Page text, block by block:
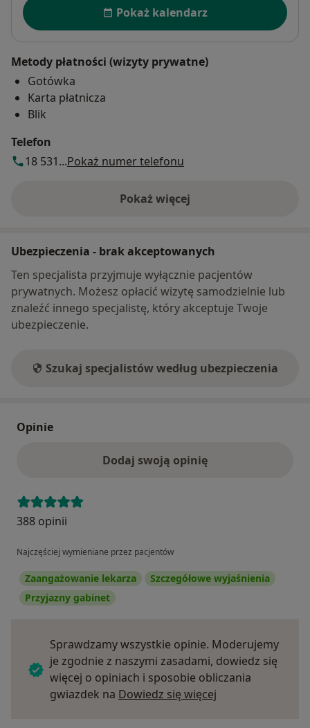
Pokaż kalendarz
Metody płatności (wizyty prywatne)
Gotówka
Karta płatnicza
Blik
Telefon
18 531...Pokaż numer telefonu
Pokaż więcej
o adresie
Ubezpieczenia - brak akceptowanych
Ten specjalista przyjmuje wyłącznie pacjentów
prywatnych. Możesz opłacić wizytę samodzielnie lub
znaleźć innego specjalistę, który akceptuje Twoje
ubezpieczenie.
Szukaj specjalistów według ubezpieczenia
Opinie
Dodaj swoją opinię
388 opinii
Najczęściej wymieniane przez pacjentów
Zaangażowanie lekarza
Szczegółowe wyjaśnienia
Przyjazny gabinet
Sprawdzamy wszystkie opinie. Moderujemy
je zgodnie z naszymi zasadami, dowiedz się
więcej o opiniach i sposobie obliczania
gwiazdek na Dowiedz się więcej